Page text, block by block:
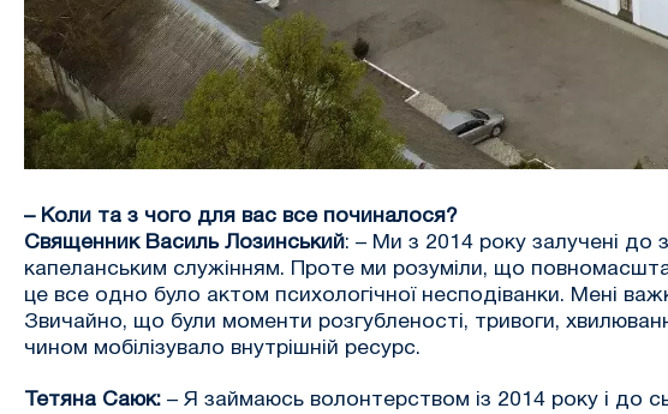
– Коли та з чого для вас все починалося?
Священник Василь Лозинський: – Ми з 2014 року залучені до
капеланським служінням. Проте ми розуміли, що
це все одно було актом психологічної несподіванки. Мені
Звичайно, що були моменти розгубленості, тривоги,
чином мобілізувало внутрішній ресурс.
Тетяна Саюк: – Я займаюсь волонтерством із 2014 року і до